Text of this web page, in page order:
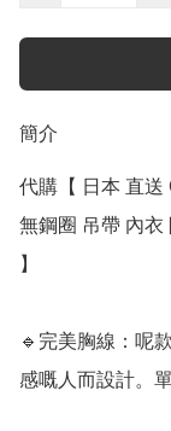
簡介
代購【 日本 直送
無鋼圈 吊帶 內衣
】 ﻿
🔹完美胸線：呢
感嘅人而設計。